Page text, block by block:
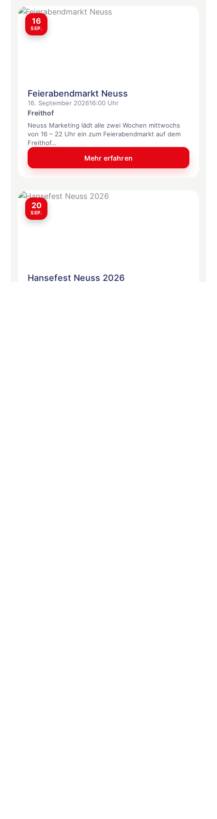
16
SEP.
Feierabendmarkt Neuss
16. September 202616:00 Uhr
Freithof
Neuss Marketing lädt alle zwei Wochen mittwochs
von 16 – 22 Uhr ein zum Feierabendmarkt auf dem
Freithof…
Mehr erfahren
20
SEP.
Hansefest Neuss 2026